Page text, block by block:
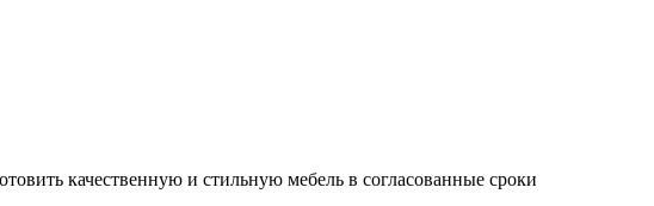
качественную и стильную мебель в согласованные сроки